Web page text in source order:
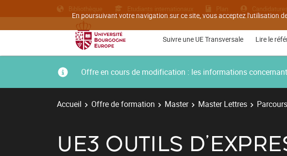
En poursuivant votre navigation sur ce site, vous acceptez l'utilisation
Bibliothèque Etudiants internationaux Plan
Suivre une UE Transversale Lire le
Offre en cours de modification : les informations
Accueil Offre de formation Master Master Lettres
UE3 OUTILS